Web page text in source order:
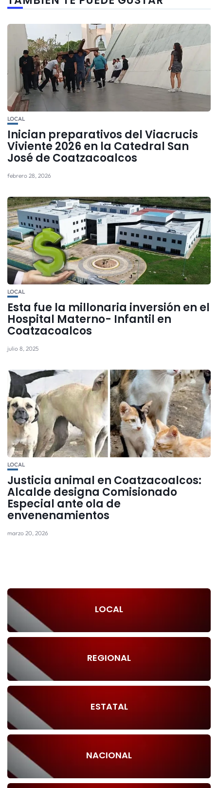
LOCAL
Inician preparativos del Viacrucis
Viviente 2026 en la Catedral San
José de Coatzacoalcos
febrero 28, 2026
LOCAL
Esta fue la millonaria inversión en el
Hospital Materno- Infantil en
Coatzacoalcos
julio 8, 2025
LOCAL
Justicia animal en Coatzacoalcos:
Alcalde designa Comisionado
Especial ante ola de
envenenamientos
marzo 20, 2026
LOCAL
REGIONAL
ESTATAL
NACIONAL